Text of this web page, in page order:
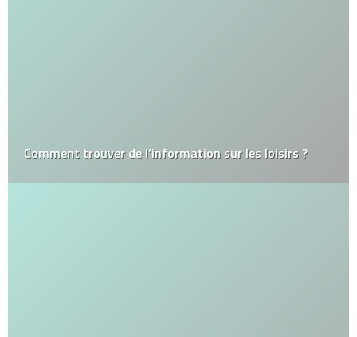
Comment trouver de l’information sur les loisirs ?